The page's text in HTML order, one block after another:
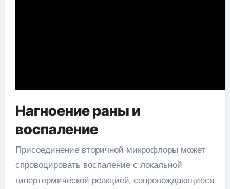
Нагноение раны и
воспаление
Присоединение вторичной микрофлоры может
спровоцировать воспаление с локальной
гипертермической реакцией, сопровождающиеся